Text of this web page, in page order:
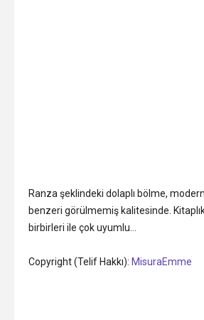
Ranza şeklindeki dolaplı bölme,
benzeri görülmemiş kalitesinde.
birbirleri ile çok uyumlu…
Copyright (Telif Hakkı): MisuraEmme